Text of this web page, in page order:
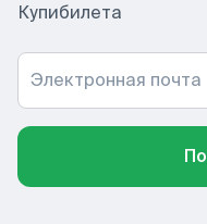
Купибилета
Электронная почта